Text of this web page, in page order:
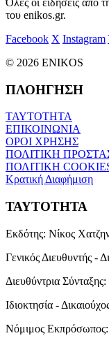
Όλες οι ειδήσεις από
του enikos.gr.
Facebook X Instagram
© 2026 ENIKOS
ΠΛΟΗΓΗΣΗ
ΤΑΥΤΟΤΗΤΑ
ΕΠΙΚΟΙΝΩΝΙΑ
ΟΡΟΙ ΧΡΗΣΗΣ
ΠΟΛΙΤΙΚΗ
ΠΟΛΙΤΙΚΗ
Κρατική Διαφήμιση
ΤΑΥΤΟΤΗΤΑ
Εκδότης: Νίκος
Γενικός Διευθυντής -
Διευθύντρια Σύνταξης:
Ιδιοκτησία -
Νόμιμος Εκπρόσωπος: